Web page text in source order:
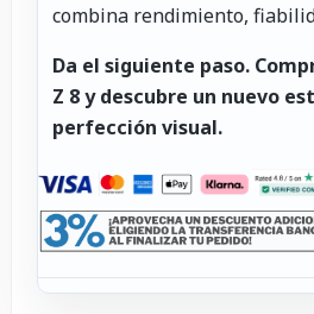
combina rendimiento,
Da el siguiente paso.
Z 8 y descubre un nuevo
perfección visual.